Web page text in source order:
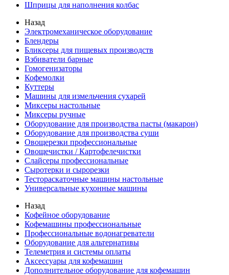
Шприцы для наполнения колбас
Назад
Электромеханическое оборудование
Блендеры
Бликсеры для пищевых производств
Взбиватели барные
Гомогенизаторы
Кофемолки
Куттеры
Машины для измельчения сухарей
Миксеры настольные
Миксеры ручные
Оборудование для производства пасты (макарон)
Оборудование для производства суши
Овощерезки профессиональные
Овощечистки / Картофелечистки
Слайсеры профессиональные
Сыротерки и сырорезки
Тестораскаточные машины настольные
Универсальные кухонные машины
Назад
Кофейное оборудование
Кофемашины профессиональные
Профессиональные водонагреватели
Оборудование для альтернативы
Телеметрия и системы оплаты
Аксессуары для кофемашин
Дополнительное оборудование для кофемашин